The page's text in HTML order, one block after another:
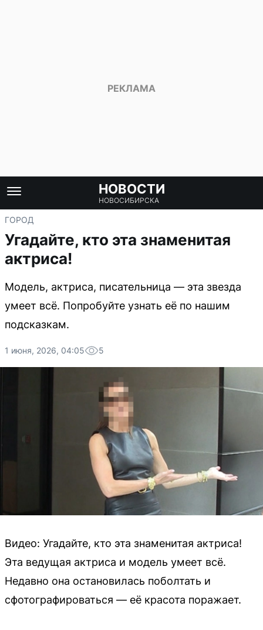
НОВОСТИ
НОВОСИБИРСКА
ГОРОД
Угадайте, кто эта знаменитая
актриса!
Модель, актриса, писательница — эта звезда
умеет всё. Попробуйте узнать её по нашим
подсказкам.
1 июня, 2026, 04:05 5
Видео: Угадайте, кто эта знаменитая актриса!
Эта ведущая актриса и модель умеет всё.
Недавно она остановилась поболтать и
сфотографироваться — её красота поражает.